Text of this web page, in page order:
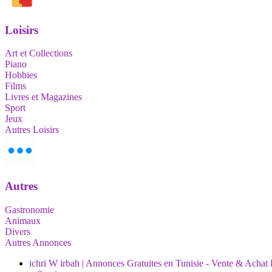
Loisirs
Art et Collections
Piano
Hobbies
Films
Livres et Magazines
Sport
Jeux
Autres Loisirs
Autres
Gastronomie
Animaux
Divers
Autres Annonces
ichri W irbah | Annonces Gratuites en Tunisie - Vente & Achat